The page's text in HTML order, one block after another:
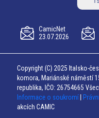
CamicNet
23.07.2026
Copyright (C) 2025 Italsko-
komora, Mariánské náměstí
republika, IČO: 26754665
Informace o soukromí
akcích CAMIC